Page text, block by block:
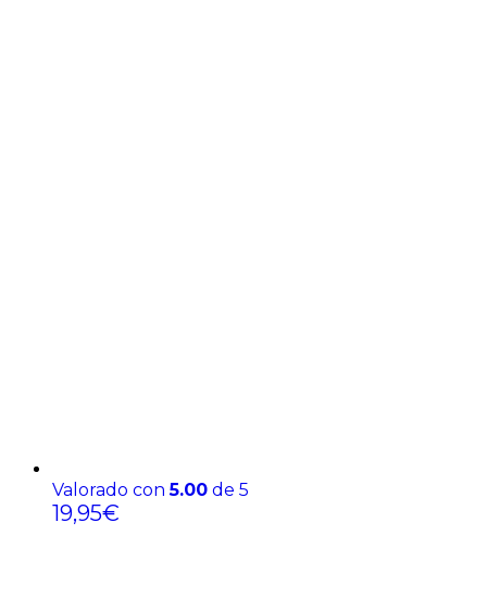
Valorado con5.00 de 5
19,95€